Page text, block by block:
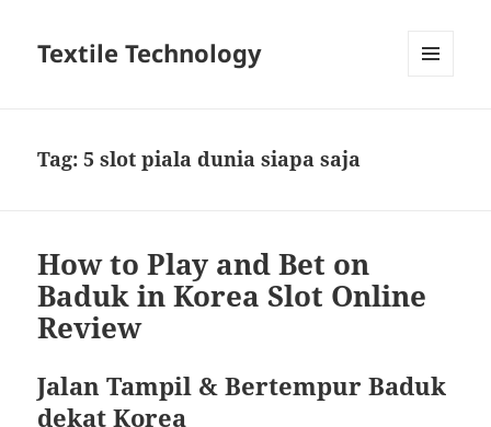
Textile Technology
Tag:5 slot piala dunia siapa saja
How to Play and Bet on
Baduk in Korea Slot Online
Review
Jalan Tampil & Bertempur Baduk
dekat Korea